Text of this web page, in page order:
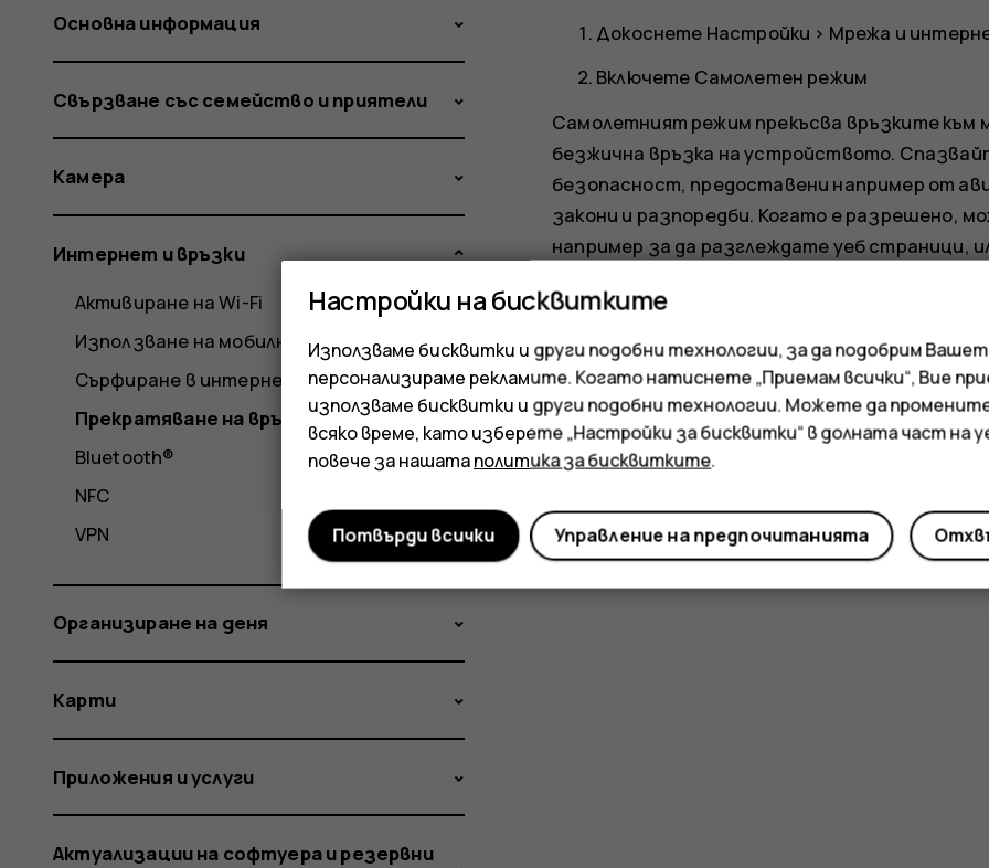
Докоснете Настройки > Мрежа и
Включете Самолетен режим
Самолетният режим прекъсва връзките към
безжична връзка на устройството.
безопасност, предоставени например от
закони и разпоредби. Когато е разрешено,
например за да разглеждате уеб страници,
Полезен ли беше този
Да Не
Основна информация
Свързване със семейство и приятели
Камера
Интернет и връзки
Активиране на Wi-Fi
Използване на мобилна връзка за данни
Сърфиране в интернет
Прекратяване на връзка
Bluetooth®
NFC
VPN
Организиране на деня
Карти
Приложения и услуги
Актуализации на софтуера и резервни
Настройки на бисквитките
Използваме бисквитки и други подобни технологии, за да подобрим
персонализираме рекламите. Когато натиснете „Приемам всички“, Вие
използваме бисквитки и други подобни технологии. Можете да
всяко време, като изберете „Настройки за бисквитки“ в долната част на
повече за нашатаполитика за бисквитките.
Управление на предпочитанията
Потвърди всички